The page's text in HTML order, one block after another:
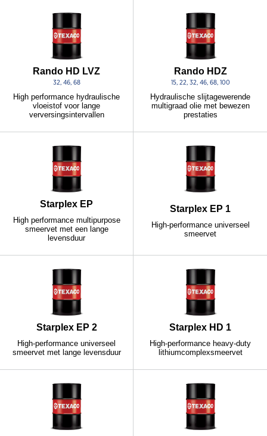
Rando HD LVZ
32, 46, 68
High performance hydraulische
vloeistof voor lange
verversingsintervallen
Rando HDZ
15, 22, 32, 46, 68, 100
Hydraulische slijtagewerende
multigraad olie met bewezen
prestaties
Starplex EP
High performance multipurpose
smeervet met een lange
levensduur
Starplex EP 1
High-performance universeel
smeervet
Starplex EP 2
High-performance universeel
smeervet met lange levensduur
Starplex HD 1
High-performance heavy-duty
lithiumcomplexsmeervet